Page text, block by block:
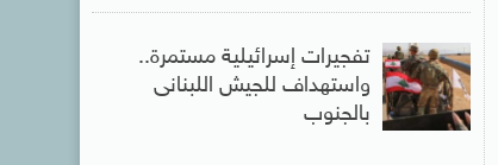
تفجيرات إسرائيلية مستمرة..
واستهداف للجيش اللبنانى
بالجنوب